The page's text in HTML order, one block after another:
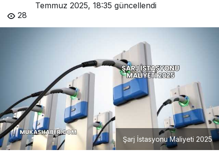
Temmuz 2025, 18:35 güncellendi
28
Şarj İstasyonu Maliyeti 2025